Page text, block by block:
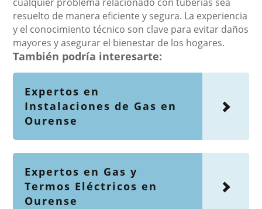
resuelto de manera eficiente y segura. La experiencia
y el conocimiento técnico son clave para evitar daños
mayores y asegurar el bienestar de los hogares.
También podría interesarte:
Expertos en
Instalaciones de Gas en
Ourense
Expertos en Gas y
Termos Eléctricos en
Ourense